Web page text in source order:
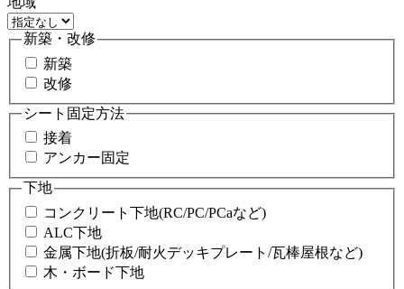
新築・改修
新築
改修
シート固定方法
接着
アンカー固定
下地
コンクリート下地(RC/PC/PCaなど)
ALC下地
金属下地(折板/耐火デッキプレート/瓦棒屋根など)
木・ボード下地